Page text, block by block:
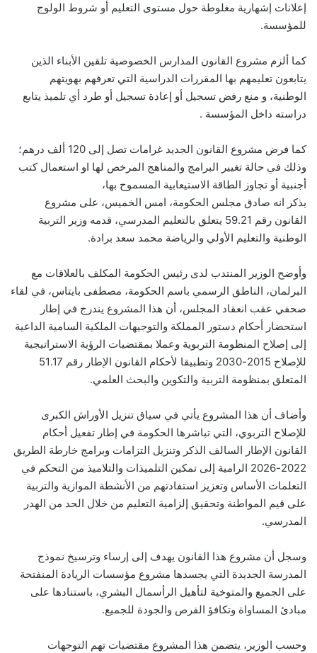
إعلانات إشهارية مغلوطة حول مستوى التعليم أو شروط الولوج
للمؤسسة.
كما ألزم مشروع القانون المدارس الخصوصية تلقين الأبناء الذين
يتابعون تعليمهم بها المقررات الدراسية التي تعرفهم بهويتهم
الوطنية، و منع رفض تسجيل أو إعادة تسجيل أو طرد أي تلميذ يتابع
دراسته داخل المؤسسة .
كما فرض مشروع القانون الجديد غرامات تصل إلى 120 ألف درهم؛
وذلك في حالة تغيير البرامج والمناهج المرخص لها او استعمال كتب
أجنبية أو تجاوز الطاقة الاستيعابية المسموح بها،
يذكر انه صادق مجلس الحكومة، امس الخميس، على مشروع
القانون رقم 59.21 يتعلق بالتعليم المدرسي، قدمه وزير التربية
الوطنية والتعليم الأولي والرياضة محمد سعد برادة.
وأوضح الوزير المنتدب لدى رئيس الحكومة المكلف بالعلاقات مع
البرلمان، الناطق الرسمي باسم الحكومة، مصطفى بايتاس، في لقاء
صحفي عقب انعقاد المجلس، أن هذا المشروع يندرج في إطار
استحضار أحكام دستور المملكة والتوجيهات الملكية السامية الداعية
إلى إصلاح المنظومة التربوية وعملا بمقتضيات الرؤية الاستراتيجية
للإصلاح 2015-2030 وتطبيقا لأحكام القانون الإطار رقم 51.17
المتعلق بمنظومة التربية والتكوين والبحث العلمي.
وأضاف أن هذا المشروع يأتي في سياق تنزيل الأوراش الكبرى
للإصلاح التربوي، التي تباشرها الحكومة في إطار تفعيل أحكام
القانون الإطار السالف الذكر وتنزيل التزامات وبرامج خارطة الطريق
2022-2026 الرامية إلى تمكين التلميذات والتلاميذ من التحكم في
التعلمات الأساس وتعزيز استفادتهم من الأنشطة الموازية والتربية
على قيم المواطنة وتحقيق إلزامية التعليم من خلال الحد من الهدر
المدرسي.
وسجل أن مشروع هذا القانون يهدف إلى إرساء وترسيخ نموذج
المدرسة الجديدة التي يجسدها مشروع مؤسسات الريادة المنفتحة
على الجميع والمتوخية لتأهيل الرأسمال البشري، باستنادها على
مبادئ المساواة وتكافؤ الفرص والجودة للجميع.
وحسب الوزير، يتضمن هذا المشروع مقتضيات تهم التوجهات